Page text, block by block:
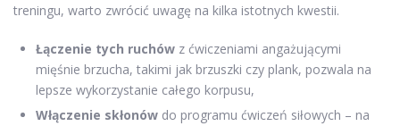
treningu, warto zwrócić uwagę na kilka istotnych kwestii.
Łączenie tych ruchów z ćwiczeniami angażującymi
mięśnie brzucha, takimi jak brzuszki czy plank, pozwala na
lepsze wykorzystanie całego korpusu,
Włączenie skłonów do programu ćwiczeń siłowych – na